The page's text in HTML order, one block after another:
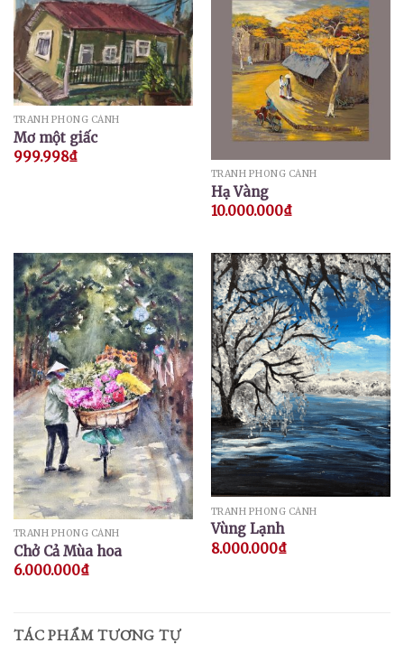
TRANH PHONG CẢNH
Mơ một giấc
999.998₫
TRANH PHONG CẢNH
Hạ Vàng
10.000.000₫
TRANH PHONG CẢNH
Chở Cả Mùa hoa
6.000.000₫
TRANH PHONG CẢNH
Vùng Lạnh
8.000.000₫
TÁC PHẨM TƯƠNG TỰ